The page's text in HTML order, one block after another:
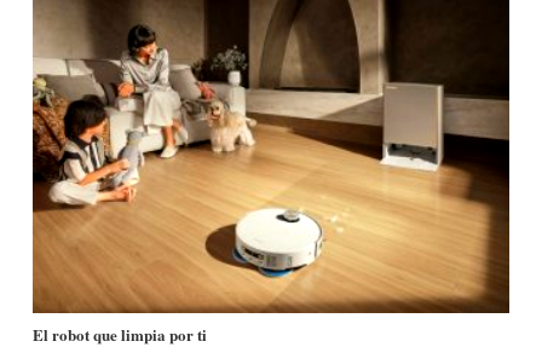
El robot que limpia por ti